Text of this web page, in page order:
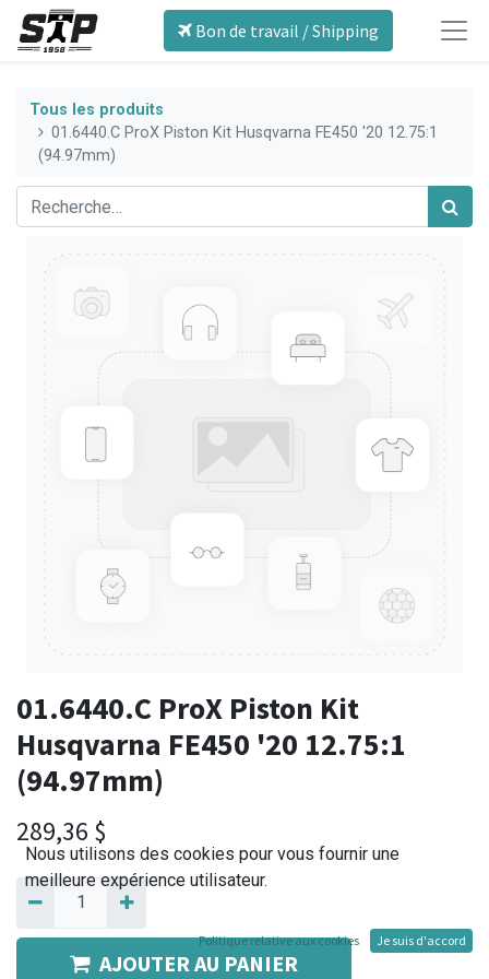
Bon de travail / Shipping
Tous les produits
01.6440.C ProX Piston Kit Husqvarna FE450 '20 12.75:1
(94.97mm)
01.6440.C ProX Piston Kit
Husqvarna FE450 '20 12.75:1
(94.97mm)
289,36 $
AJOUTER AU PANIER
Nous utilisons des cookies pour vous fournir une
meilleure expérience utilisateur.
Politique relative aux cookies Je suis d'accord